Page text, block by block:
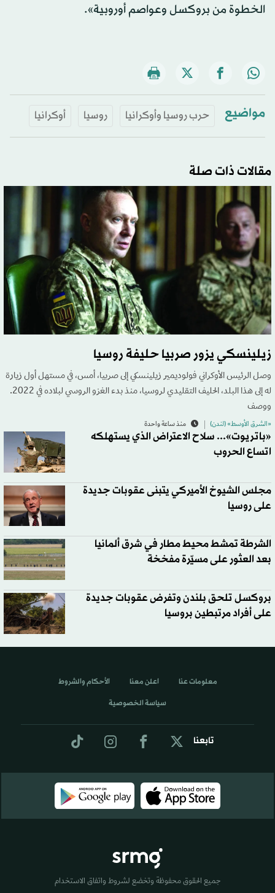
الخطوة من بروكسل وعواصم أوروبية».
مواضيع حرب روسيا وأوكرانيا روسيا أوكرانيا
مقالات ذات صلة
زيلينسكي يزور صربيا حليفة روسيا
وصل الرئيس الأوكراني فولوديمير زيلينسكي إلى صربيا، أمس، في مستهل أول زيارة
له إلى هذا البلد، الحليف التقليدي لروسيا، منذ بدء الغزو الروسي لبلاده في 2022.
ووصف
«الشرق الأوسط» (لندن) منذ ساعة واحدة
«باتريوت»... سلاح الاعتراض الذي يستهلكه
اتساع الحروب
مجلس الشيوخ الأميركي يتبنى عقوبات جديدة
على روسيا
الشرطة تمشط محيط مطار في شرق ألمانيا
بعد العثور على مسيّرة مفخخة
بروكسل تلحق بلندن وتفرض عقوبات جديدة
على أفراد مرتبطين بروسيا
تابعنا
معلومات عنا اعلن معنا الأحكام والشروط
سياسة الخصوصية
جميع الحقوق محفوظة وتخضع لشروط واتفاق الاستخدام